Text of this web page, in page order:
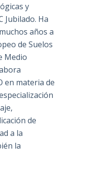
y
Jubilado. Ha
años a
de Suelos
Medio
en materia de
de
a la
la